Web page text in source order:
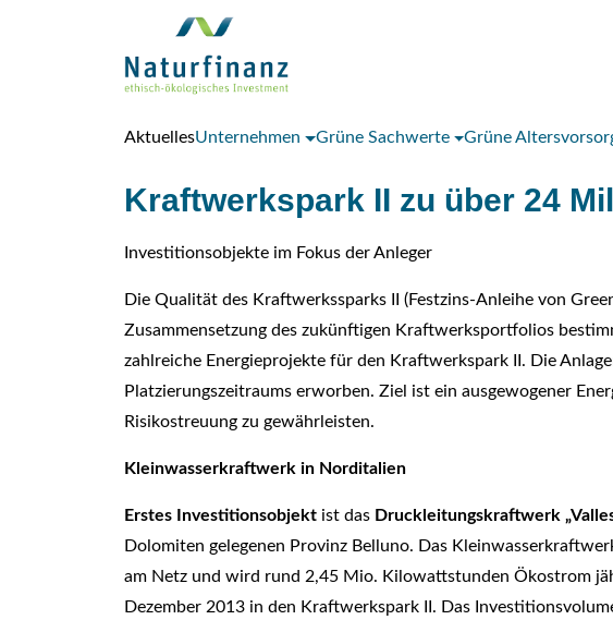
AktuellesUnternehmen Grüne Sachwerte Grüne
Kraftwerkspark II zu über 24
Investitionsobjekte im Fokus der Anleger
Die Qualität des Kraftwerkssparks II (Festzins-Anleihe von
Zusammensetzung des zukünftigen Kraftwerksportfolios
zahlreiche Energieprojekte für den Kraftwerkspark II. Die
Platzierungszeitraums erworben. Ziel ist ein ausgewogener
Risikostreuung zu gewährleisten.
Kleinwasserkraftwerk in Norditalien
Erstes Investitionsobjekt ist das Druckleitungskraftwerk
Dolomiten gelegenen Provinz Belluno. Das
am Netz und wird rund 2,45 Mio. Kilowattstunden Ökostrom
Dezember 2013 in den Kraftwerkspark II. Das